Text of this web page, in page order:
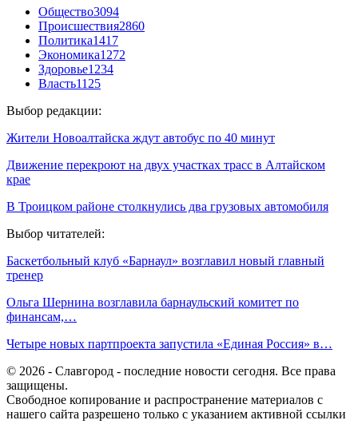
Общество3094
Происшествия2860
Политика1417
Экономика1272
Здоровье1234
Власть1125
Выбор редакции:
Жители Новоалтайска ждут автобус по 40 минут
Движение перекроют на двух участках трасс в Алтайском
крае
В Троицком районе столкнулись два грузовых автомобиля
Выбор читателей:
Баскетбольный клуб «Барнаул» возглавил новый главный
тренер
Ольга Шернина возглавила барнаульский комитет по
финансам,…
Четыре новых партпроекта запустила «Единая Россия» в…
© 2026 - Славгород - последние новости сегодня. Все права
защищены.
Свободное копирование и распространение материалов с
нашего сайта разрешено только с указанием активной ссылки